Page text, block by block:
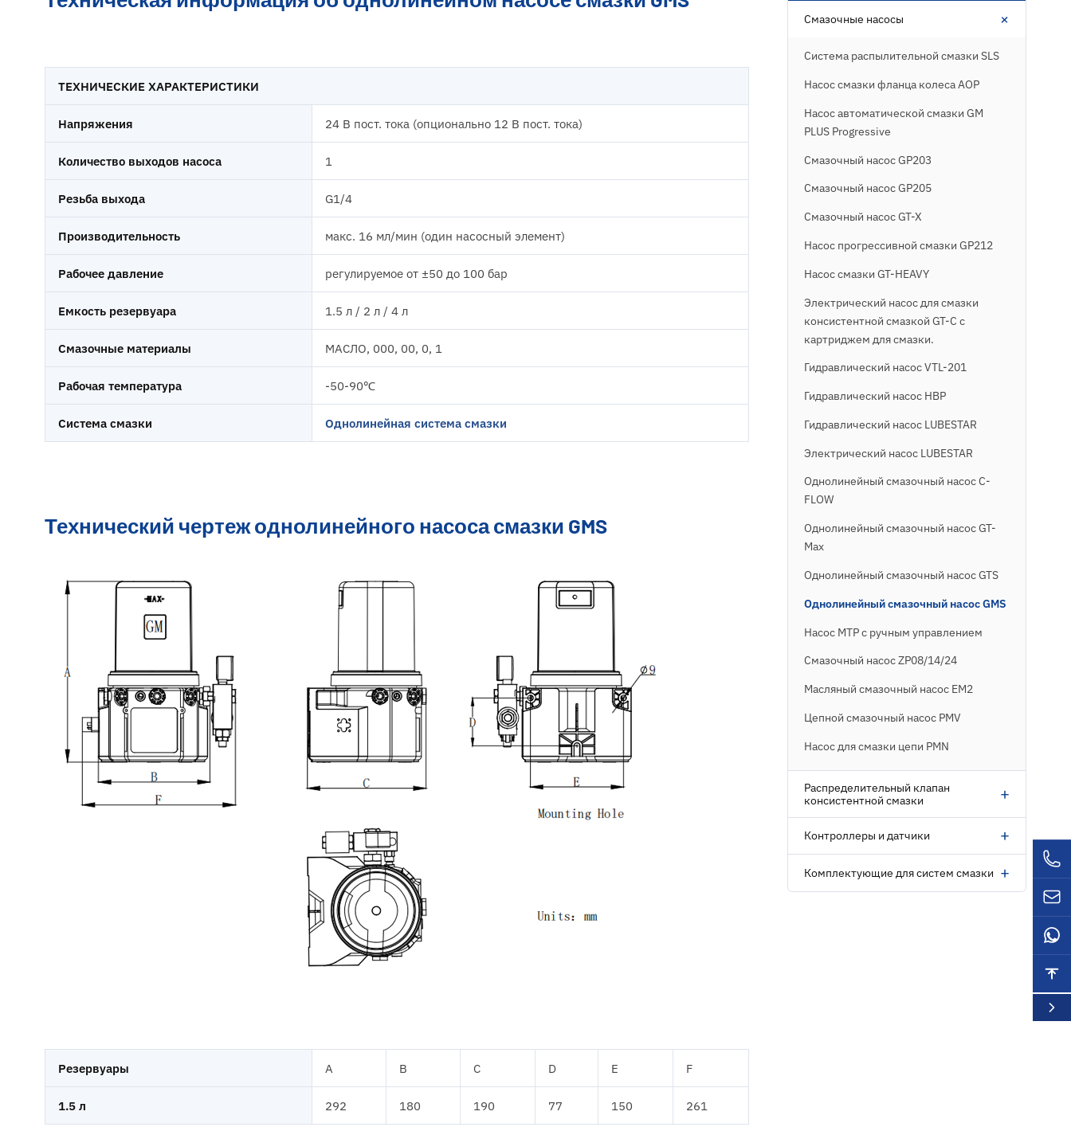
ТЕХНИЧЕСКИЕ ХАРАКТЕРИСТИКИ
Напряжения 24 В пост. тока (опционально 12 В пост. тока)
Количество выходов насоса 1
Резьба выхода G1/4
Производительность макс. 16 мл/мин (один насосный элемент)
Рабочее давление регулируемое от ±50 до 100 бар
Емкость резервуара 1.5 л / 2 л / 4 л
Смазочные материалы МАСЛО, 000, 00, 0, 1
Рабочая температура -50-90℃
Система смазки Однолинейная система смазки
Технический чертеж однолинейного насоса смазки GMS
Резервуары A B C D E F
1.5 л 292 180 190 77 150 261
Смазочные насосы +
Система распылительной смазки SLS
Насос смазки фланца колеса AOP
Насос автоматической смазки GM
PLUS Progressive
Смазочный насос GP203
Смазочный насос GP205
Смазочный насос GT-X
Насос прогрессивной смазки GP212
Насос смазки GT-HEAVY
Электрический насос для смазки
консистентной смазкой GT-C с
картриджем для смазки.
Гидравлический насос VTL-201
Гидравлический насос HBP
Гидравлический насос LUBESTAR
Электрический насос LUBESTAR
Однолинейный смазочный насос C-
FLOW
Однолинейный смазочный насос GT-
Max
Однолинейный смазочный насос GTS
Однолинейный смазочный насос GMS
Насос MTP с ручным управлением
Смазочный насос ZP08/14/24
Масляный смазочный насос EM2
Цепной смазочный насос PMV
Насос для смазки цепи PMN
Распределительный клапан
консистентной смазки
+
Контроллеры и датчики +
Комплектующие для систем смазки +